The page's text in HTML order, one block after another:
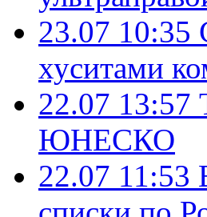
23.07 10:35
хуситами
22.07 13:57
ЮНЕСКО
22.07 11:53